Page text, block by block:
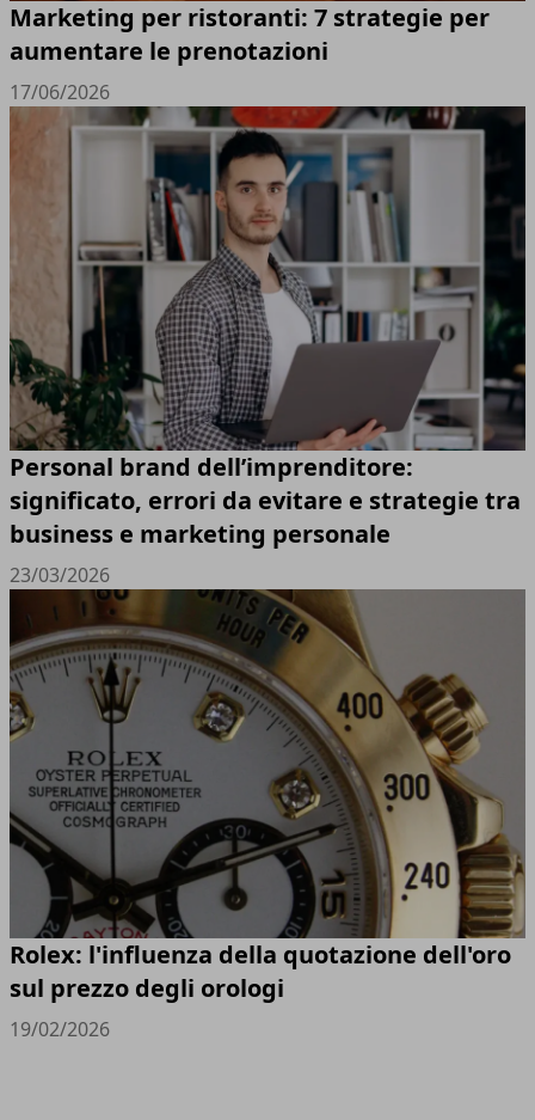
Marketing per ristoranti: 7 strategie per
aumentare le prenotazioni
17/06/2026
Personal brand dell’imprenditore:
significato, errori da evitare e strategie tra
business e marketing personale
23/03/2026
Rolex: l'influenza della quotazione dell'oro
sul prezzo degli orologi
19/02/2026